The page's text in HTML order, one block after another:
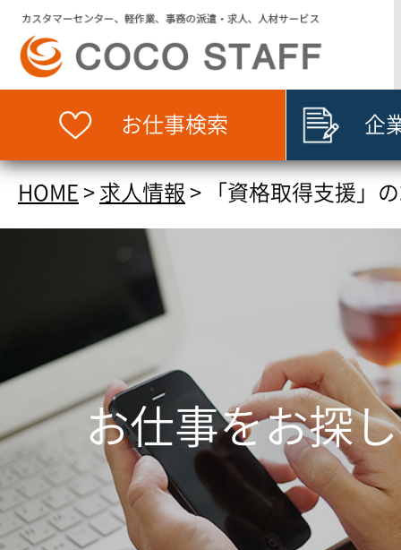
お仕事検索 企
HOME > 求人情報 > 「資格取得支援」
お仕事をお探